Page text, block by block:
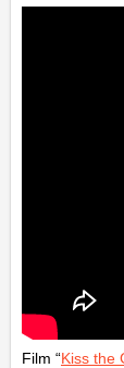
Film “Kiss the